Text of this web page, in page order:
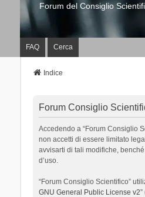
Forum del Consiglio
FAQ Cerca
Indice
Forum Consiglio
Accedendo a “Forum Consiglio
non accetti di essere limitato
avvisarti di tali modifiche,
d’uso.
“Forum Consiglio Scientifico”
GNU General Public License v2